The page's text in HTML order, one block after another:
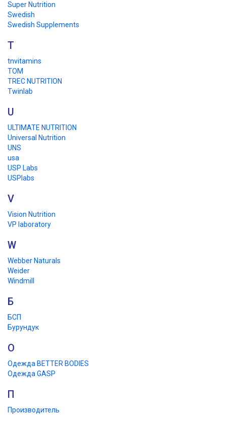
Super Nutrition
Swedish
Swedish Supplements
T
tnvitamins
TOM
TREC NUTRITION
Twinlab
U
ULTIMATE NUTRITION
Universal Nutrition
UNS
usa
USP Labs
USPlabs
V
Vision Nutrition
VP laboratory
W
Webber Naturals
Weider
Windmill
Б
БСП
Бурундук
О
Одежда BETTER BODIES
Одежда GASP
П
Производитель